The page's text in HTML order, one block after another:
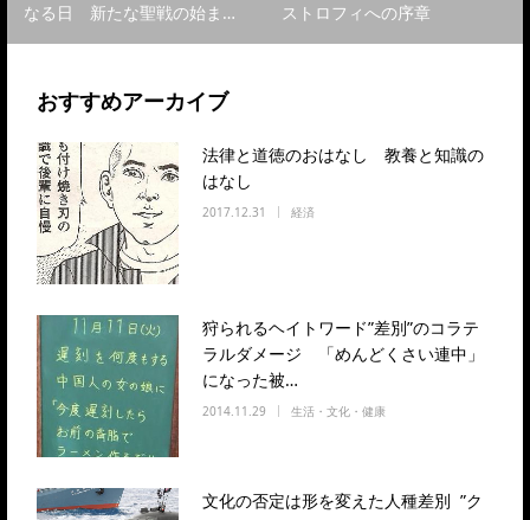
なる日 新たな聖戦の始ま…
ストロフィへの序章
おすすめアーカイブ
法律と道徳のおはなし 教養と知識の
はなし
2017.12.31 経済
狩られるヘイトワード”差別”のコラテ
ラルダメージ 「めんどくさい連中」
になった被…
2014.11.29 生活・文化・健康
文化の否定は形を変えた人種差別 ”ク